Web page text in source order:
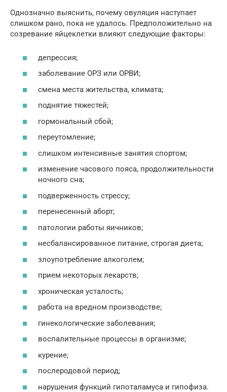
Однозначно выяснить, почему овуляция наступает
слишком рано, пока не удалось. Предположительно на
созревание яйцеклетки влияют следующие факторы:
депрессия;
заболевание ОРЗ или ОРВИ;
смена места жительства, климата;
поднятие тяжестей;
гормональный сбой;
переутомление;
слишком интенсивные занятия спортом;
изменение часового пояса, продолжительности
ночного сна;
подверженность стрессу;
перенесенный аборт;
патологии работы яичников;
несбалансированное питание, строгая диета;
злоупотребление алкоголем;
прием некоторых лекарств;
хроническая усталость;
работа на вредном производстве;
гинекологические заболевания;
воспалительные процессы в организме;
курение;
послеродовой период;
нарушения функций гипоталамуса и гипофиза.